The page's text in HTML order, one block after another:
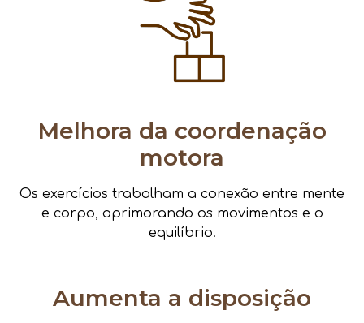
Melhora da coordenação
motora
Os exercícios trabalham a conexão entre mente
e corpo, aprimorando os movimentos e o
equilíbrio.
Aumenta a disposição